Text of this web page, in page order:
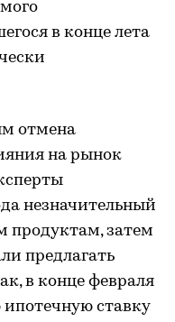
в конце лета
отмена
на рынок
незначительный
продуктам, затем
предлагать
в конце февраля
ставку